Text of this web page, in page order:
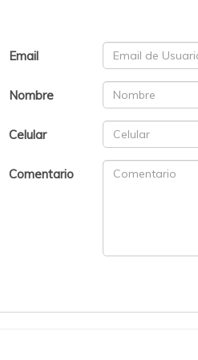
Email
Nombre
Celular
Comentario